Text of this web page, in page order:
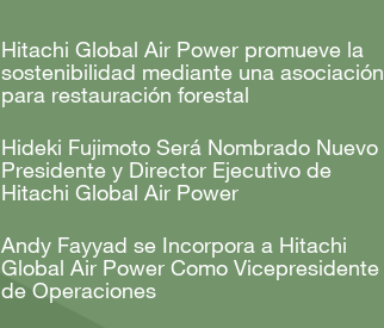
Hitachi Global Air Power promueve la
sostenibilidad mediante una asociación
para restauración forestal
Hideki Fujimoto Será Nombrado Nuevo
Presidente y Director Ejecutivo de
Hitachi Global Air Power
Andy Fayyad se Incorpora a Hitachi
Global Air Power Como Vicepresidente
de Operaciones